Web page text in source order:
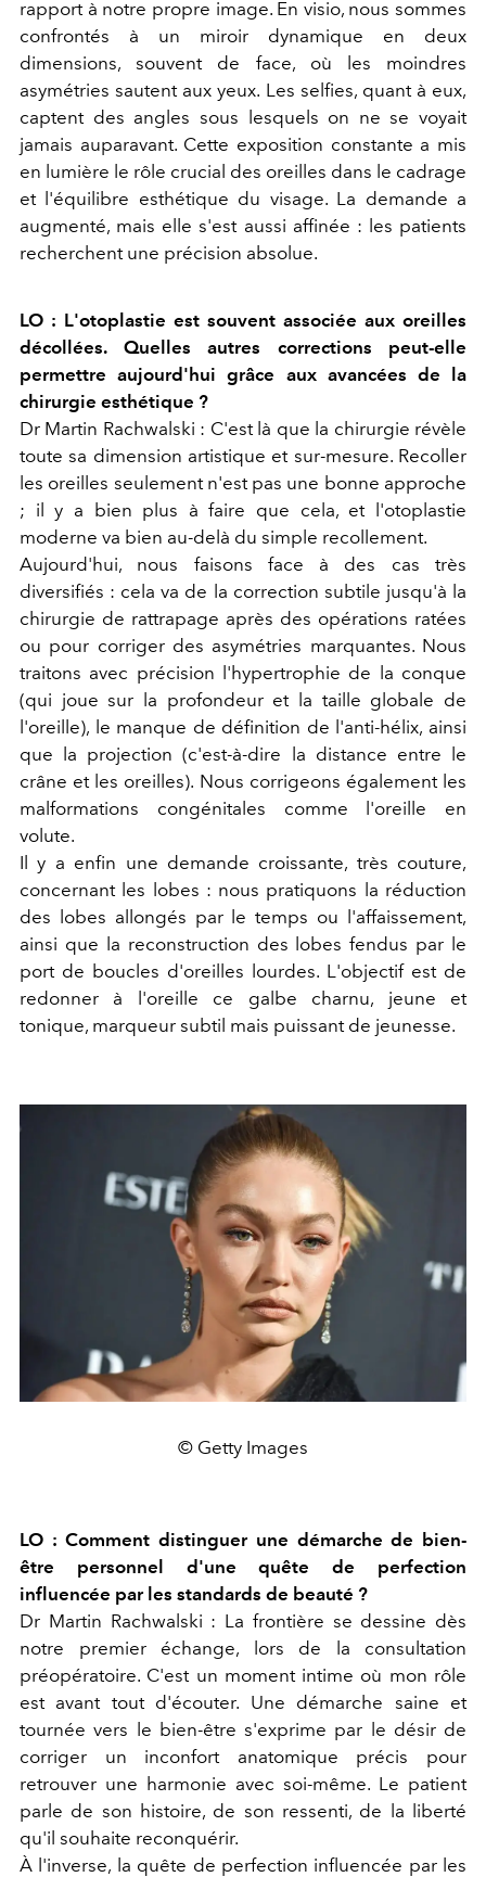
rapport à notre propre image. En visio, nous sommes
confrontés à un miroir dynamique en deux
dimensions, souvent de face, où les moindres
asymétries sautent aux yeux. Les selfies, quant à eux,
captent des angles sous lesquels on ne se voyait
jamais auparavant. Cette exposition constante a mis
en lumière le rôle crucial des oreilles dans le cadrage
et l'équilibre esthétique du visage. La demande a
augmenté, mais elle s'est aussi affinée : les patients
recherchent une précision absolue.
LO : L'otoplastie est souvent associée aux oreilles
décollées. Quelles autres corrections peut-elle
permettre aujourd'hui grâce aux avancées de la
chirurgie esthétique ?
Dr Martin Rachwalski : C'est là que la chirurgie révèle
toute sa dimension artistique et sur-mesure. Recoller
les oreilles seulement n'est pas une bonne approche
; il y a bien plus à faire que cela, et l'otoplastie
moderne va bien au-delà du simple recollement.
Aujourd'hui, nous faisons face à des cas très
diversifiés : cela va de la correction subtile jusqu'à la
chirurgie de rattrapage après des opérations ratées
ou pour corriger des asymétries marquantes. Nous
traitons avec précision l'hypertrophie de la conque
(qui joue sur la profondeur et la taille globale de
l'oreille), le manque de définition de l'anti-hélix, ainsi
que la projection (c'est-à-dire la distance entre le
crâne et les oreilles). Nous corrigeons également les
malformations congénitales comme l'oreille en
volute.
Il y a enfin une demande croissante, très couture,
concernant les lobes : nous pratiquons la réduction
des lobes allongés par le temps ou l'affaissement,
ainsi que la reconstruction des lobes fendus par le
port de boucles d'oreilles lourdes. L'objectif est de
redonner à l'oreille ce galbe charnu, jeune et
tonique, marqueur subtil mais puissant de jeunesse.
© Getty Images
LO : Comment distinguer une démarche de bien-
être personnel d'une quête de perfection
influencée par les standards de beauté ?
Dr Martin Rachwalski : La frontière se dessine dès
notre premier échange, lors de la consultation
préopératoire. C'est un moment intime où mon rôle
est avant tout d'écouter. Une démarche saine et
tournée vers le bien-être s'exprime par le désir de
corriger un inconfort anatomique précis pour
retrouver une harmonie avec soi-même. Le patient
parle de son histoire, de son ressenti, de la liberté
qu'il souhaite reconquérir.
À l'inverse, la quête de perfection influencée par les